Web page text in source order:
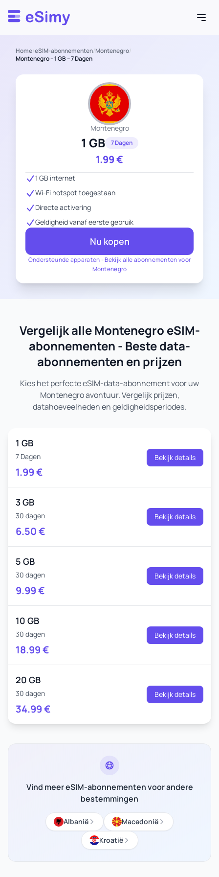
Esimy
Home/eSIM-abonnementen/Montenegro/
Montenegro – 1 GB – 7 Dagen
Montenegro
1 GB 7 Dagen
1.99€
Ondersteunde apparaten -Bekijk alle abonnementen voor
Montenegro
1 GB internet
Wi-Fi hotspot toegestaan
Directe activering
Geldigheid vanaf eerste gebruik
Nu kopen
Vergelijk alle Montenegro eSIM-
abonnementen - Beste data-
abonnementen en prijzen
Kies het perfecte eSIM-data-abonnement voor uw
Montenegro avontuur. Vergelijk prijzen,
datahoeveelheden en geldigheidsperiodes.
1 GB
7 Dagen
1.99€
Bekijk details
3 GB
30 dagen
6.50€
Bekijk details
5 GB
30 dagen
9.99€
Bekijk details
10 GB
30 dagen
18.99€
Bekijk details
20 GB
30 dagen
34.99€
Bekijk details
Vind meer eSIM-abonnementen voor andere
bestemmingen
Albanië
Macedonië
Kroatië